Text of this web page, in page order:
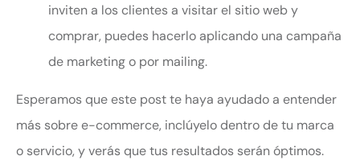
inviten a los clientes a visitar el sitio web y
comprar, puedes hacerlo aplicando una campaña
de marketing o por mailing.
Esperamos que este post te haya ayudado a entender
más sobre e-commerce, inclúyelo dentro de tu marca
o servicio, y verás que tus resultados serán óptimos.